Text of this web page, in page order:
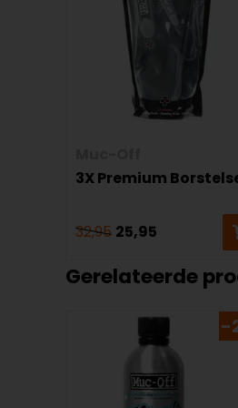
3X Premium
32,95 25,95
Gerelateerde
-